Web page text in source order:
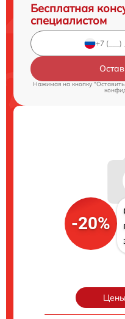
Бесплатная
специалистом
Нажимая на кнопку
-20%